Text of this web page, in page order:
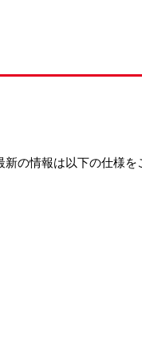
の情報は以下の仕様を